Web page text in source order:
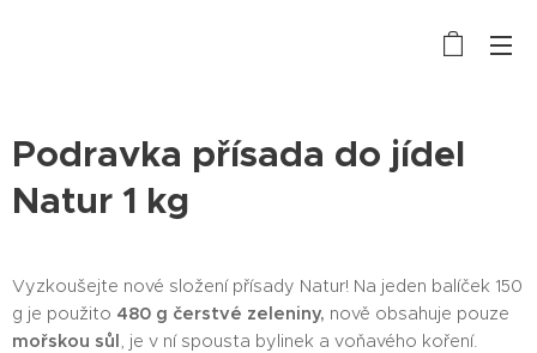
Podravka přísada do jídel
Natur 1 kg
Vyzkoušejte nové složení přísady Natur! Na jeden balíček 150
g je použito 480 g čerstvé zeleniny, nově obsahuje pouze
mořskou sůl, je v ní spousta bylinek a voňavého koření.